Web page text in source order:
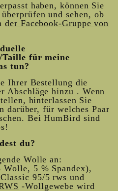
haben, können Sie
überprüfen und sehen, ob
der Facebook-Gruppe von
für meine
tun?
Ihrer Bestellung die
Abschläge hinzu . Wenn
hinterlassen Sie
darüber, für welches Paar
Bei HumBird sind
du?
Wolle an:
5 % Spandex),
95/5 rws und
-Wollgewebe wird